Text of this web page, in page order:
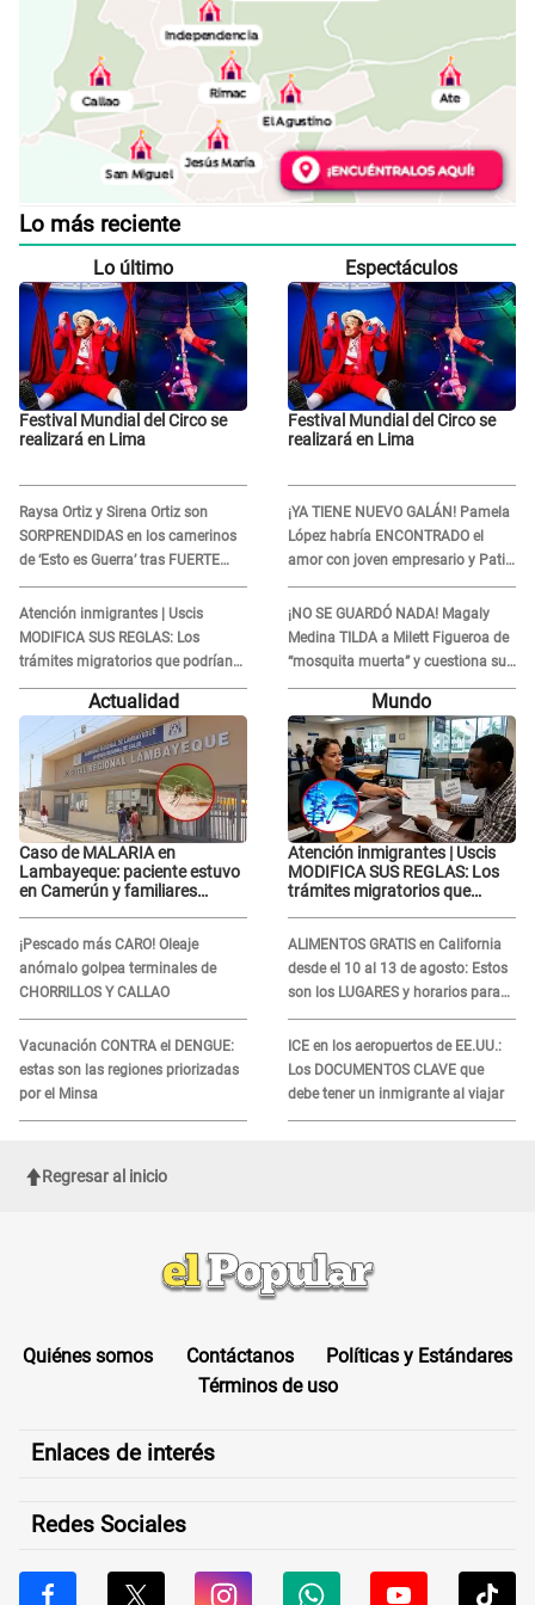
Lo más reciente
Lo último
Festival Mundial del Circo se
realizará en Lima
Raysa Ortiz y Sirena Ortiz son
SORPRENDIDAS en los camerinos
de ‘Esto es Guerra’ tras FUERTE
ENFRENTAMIENTO con Gabriel
Moisés: “Gracias”
Atención inmigrantes | Uscis
MODIFICA SUS REGLAS: Los
trámites migratorios que podrían
necesitar tu prueba de ADN
Espectáculos
Festival Mundial del Circo se
realizará en Lima
¡YA TIENE NUEVO GALÁN! Pamela
López habría ENCONTRADO el
amor con joven empresario y Pati
Lorena la ECHA en VIVO
¡NO SE GUARDÓ NADA! Magaly
Medina TILDA a Milett Figueroa de
“mosquita muerta” y cuestiona su
RECONCILIACIÓN con Marcelo
Tinelli en TV argentina
Actualidad
Caso de MALARIA en
Lambayeque: paciente estuvo
en Camerún y familiares
¡Pescado más CARO! Oleaje
anómalo golpea terminales de
CHORRILLOS Y CALLAO
Vacunación CONTRA el DENGUE:
estas son las regiones priorizadas
por el Minsa
Mundo
Atención inmigrantes | Uscis
MODIFICA SUS REGLAS: Los
trámites migratorios que
ALIMENTOS GRATIS en California
desde el 10 al 13 de agosto: Estos
son los LUGARES y horarios para
recibir la ayuda
ICE en los aeropuertos de EE.UU.:
Los DOCUMENTOS CLAVE que
debe tener un inmigrante al viajar
Regresar al inicio
Quiénes somos Contáctanos
Políticas y Estándares
Términos de uso
Enlaces de interés
Redes Sociales